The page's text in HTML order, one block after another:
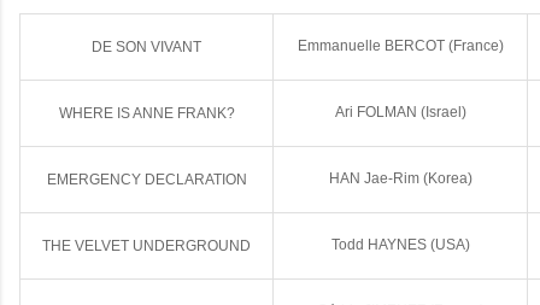
DE SON VIVANT Emmanuelle BERCOT (France)
WHERE IS ANNE FRANK? Ari FOLMAN (Israel)
EMERGENCY DECLARATION HAN Jae-Rim (Korea)
THE VELVET UNDERGROUND Todd HAYNES (USA)